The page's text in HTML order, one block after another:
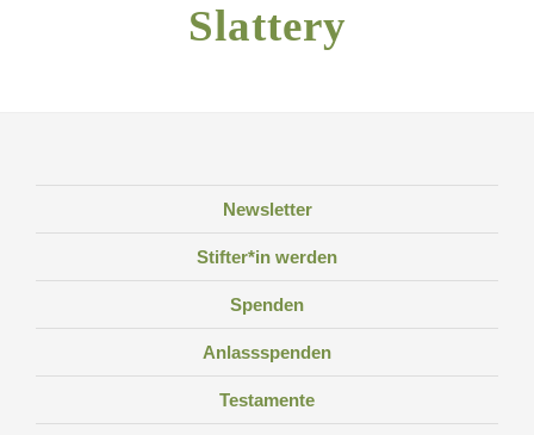
Slattery
Newsletter
Stifter*in werden
Spenden
Anlassspenden
Testamente